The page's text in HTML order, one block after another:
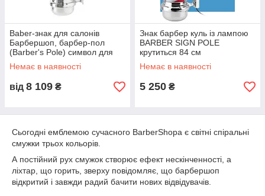
Baber-знак для салонів
Барбершоп, барбер-пол
(Barber's Pole) символ для
чоловічих перукарських
салонів
Немає в наявності
від 8 109 ₴
Знак барбер куль із лампою
BARBER SIGN POLE
крутиться 84 см
Немає в наявності
5 250 ₴
Сьогодні емблемою сучасного BarberShopa є світні спіральні
смужки трьох кольорів.
А постійний рух смужок створює ефект нескінченності, а
ліхтар, що горить, зверху повідомляє, що барбершоп
відкритий і завжди радий бачити нових відвідувачів.